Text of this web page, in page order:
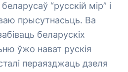
“русскій мір” і
прысутнасьць. Ва
беларускіх
ўжо нават рускія
пераязджаць дзеля